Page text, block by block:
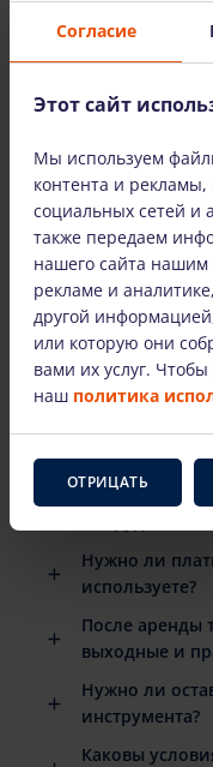
Широкий
высотных
НАИБОЛЕЕ
Есть ли
оборудования?
Когда мне
оборудование?
Что
Нужно ли
используете?
После аренды
выходные и
Нужно ли
инструмента?
Каковы
Согласие
Этот сайт
Мы используем
контента и
социальных сетей и
также передаем
нашего сайта
рекламе и
другой
или которую они
вами их услуг.
наш политика
ОТРИЦАТЬ